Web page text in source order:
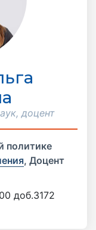
доцент
политике
, Доцент
доб.3172